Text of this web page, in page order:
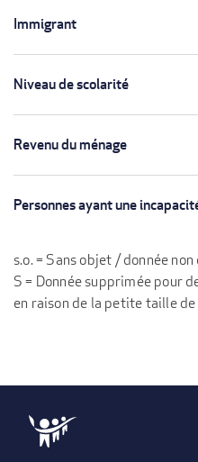
Immigrant
Niveau de scolarité
Revenu du ménage
Personnes ayant une
s.o. = Sans objet / donnée
S = Donnée supprimée pour
en raison de la petite taille